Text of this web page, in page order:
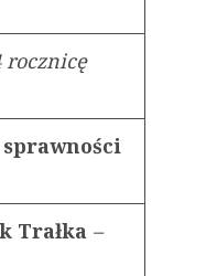
rocznicę
Trałka –